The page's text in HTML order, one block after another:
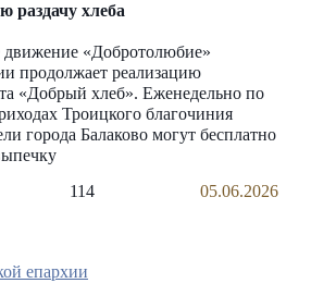
раздачу хлеба
движение «Добротолюбие»
продолжает реализацию
«Добрый хлеб». Еженедельно по
Троицкого благочиния
города Балаково могут бесплатно
114
05.06.2026
епархии